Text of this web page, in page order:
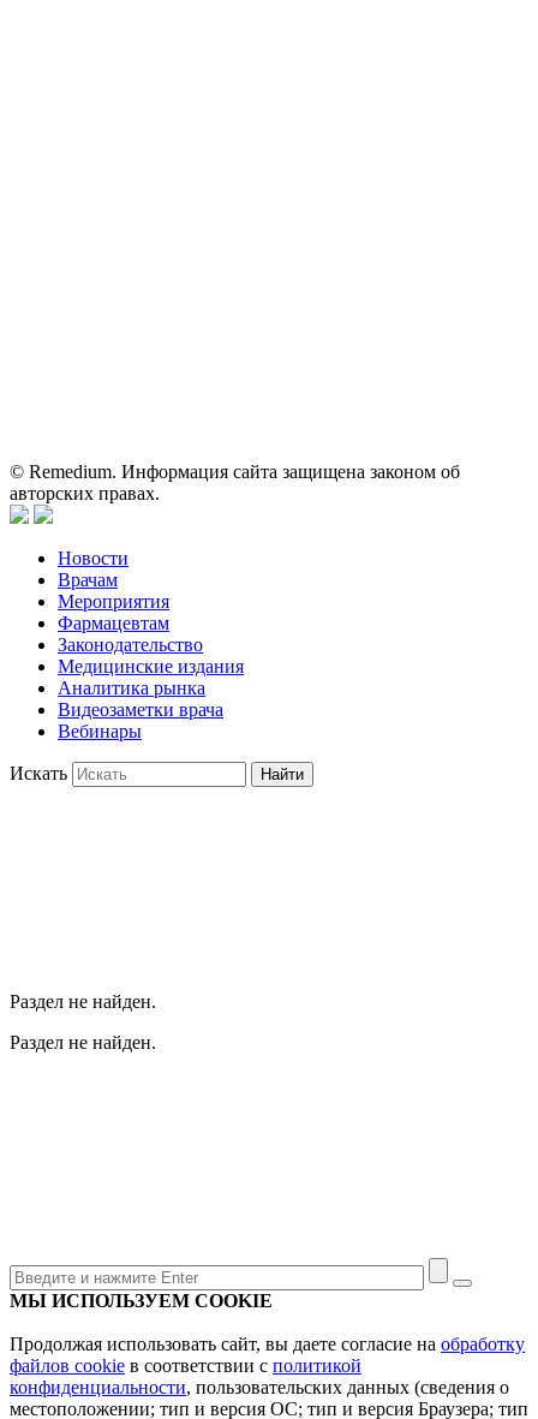
© Remedium. Информация сайта защищена законом об
авторских правах.
Новости
Врачам
Мероприятия
Фармацевтам
Законодательство
Медицинские издания
Аналитика рынка
Видеозаметки врача
Вебинары
Искать Найти
Раздел не найден.
Раздел не найден.
МЫ ИСПОЛЬЗУЕМ COOKIE
Продолжая использовать сайт, вы даете согласие на обработку
файлов cookie в соответствии с политикой
конфиденциальности, пользовательских данных (сведения о
местоположении; тип и версия ОС; тип и версия Браузера; тип